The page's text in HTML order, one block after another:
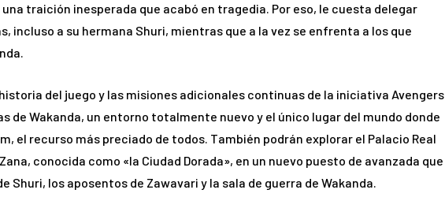
una traición inesperada que acabó en tragedia. Por eso, le cuesta delegar
incluso a su hermana Shuri, mientras que a la vez se enfrenta a los que
del juego y las misiones adicionales continuas de la iniciativa Avengers
de Wakanda, un entorno totalmente nuevo y el único lugar del mundo donde
el recurso más preciado de todos. También podrán explorar el Palacio Real
conocida como «la Ciudad Dorada», en un nuevo puesto de avanzada que
Shuri, los aposentos de Zawavari y la sala de guerra de Wakanda.